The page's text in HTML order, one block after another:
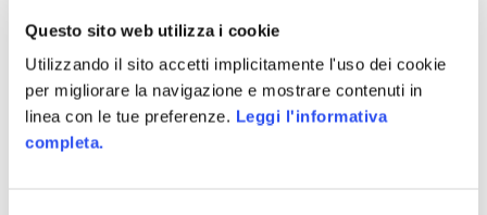
Questo sito web utilizza i cookie
Utilizzando il sito accetti implicitamente l'uso dei cookie
per migliorare la navigazione e mostrare contenuti in
linea con le tue preferenze. Leggi l'informativa
completa.